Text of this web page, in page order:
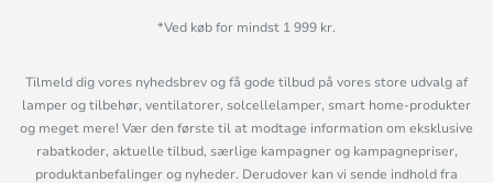
*Ved køb for mindst 1 999 kr.
Tilmeld dig vores nyhedsbrev og få gode tilbud på vores store udvalg af
lamper og tilbehør, ventilatorer, solcellelamper, smart home-produkter
og meget mere! Vær den første til at modtage information om eksklusive
rabatkoder, aktuelle tilbud, særlige kampagner og kampagnepriser,
produktanbefalinger og nyheder. Derudover kan vi sende indhold fra